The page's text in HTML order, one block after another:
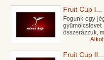
Fruit Cup I...
Fogunk egy
összerázzuk,
Fruit Cup II...